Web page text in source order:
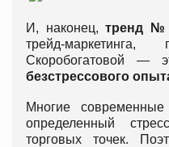
И, наконец,тренд
трейд-
Скоробогатовой —
безстрессового
Многие
определенный
торговых точек.